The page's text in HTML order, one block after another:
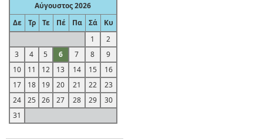
Αύγουστος 2026
Δε
Τρ Τε Πέ Πα Σά
Κυ
1
2
3
4 5 6 7 8
9
10
11 12 13 14 15
16
17
18 19 20 21 22
23
24
25 26 27 28 29
30
31